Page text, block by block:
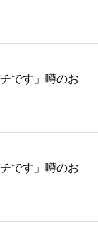
です」噂のお
です」噂のお